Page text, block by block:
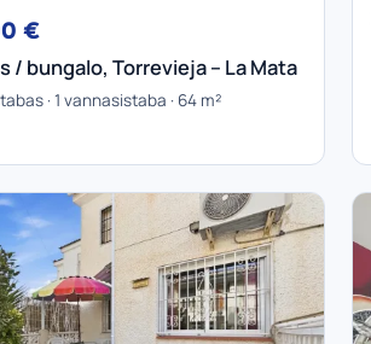
€
/ bungalo, Torrevieja – La Mata
· 1 vannasistaba · 64 m²